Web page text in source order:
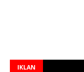
IKLAN